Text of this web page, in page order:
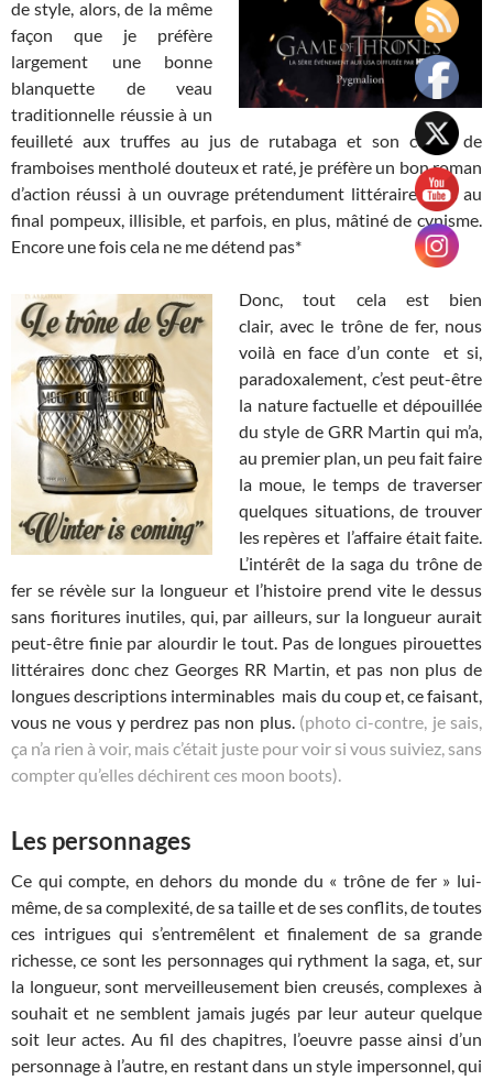
de style, alors, de la même
façon que je préfère
largement une bonne
blanquette de veau
traditionnelle réussie à un
feuilleté aux truffes au jus de rutabaga et son coulis de
framboises mentholé douteux et raté, je préfère un bon roman
d’action réussi à un ouvrage prétendument littéraire mais au
final pompeux, illisible, et parfois, en plus, mâtiné de cynisme.
Encore une fois cela ne me détend pas*
Donc, tout cela est bien
clair, avec le trône de fer, nous
voilà en face d’un conte et si,
paradoxalement, c’est peut-être
la nature factuelle et dépouillée
du style de GRR Martin qui m’a,
au premier plan, un peu fait faire
la moue, le temps de traverser
quelques situations, de trouver
les repères et l’affaire était faite.
L’intérêt de la saga du trône de
fer se révèle sur la longueur et l’histoire prend vite le dessus
sans fioritures inutiles, qui, par ailleurs, sur la longueur aurait
peut-être finie par alourdir le tout. Pas de longues pirouettes
littéraires donc chez Georges RR Martin, et pas non plus de
longues descriptions interminables mais du coup et, ce faisant,
vous ne vous y perdrez pas non plus.(photo ci-contre, je sais,
ça n’a rien à voir, mais c’était juste pour voir si vous suiviez, sans
compter qu’elles déchirent ces moon boots).
Les personnages
Ce qui compte, en dehors du monde du « trône de fer » lui-
même, de sa complexité, de sa taille et de ses conflits, de toutes
ces intrigues qui s’entremêlent et finalement de sa grande
richesse, ce sont les personnages qui rythment la saga, et, sur
la longueur, sont merveilleusement bien creusés, complexes à
souhait et ne semblent jamais jugés par leur auteur quelque
soit leur actes. Au fil des chapitres, l’oeuvre passe ainsi d’un
personnage à l’autre, en restant dans un style impersonnel, qui